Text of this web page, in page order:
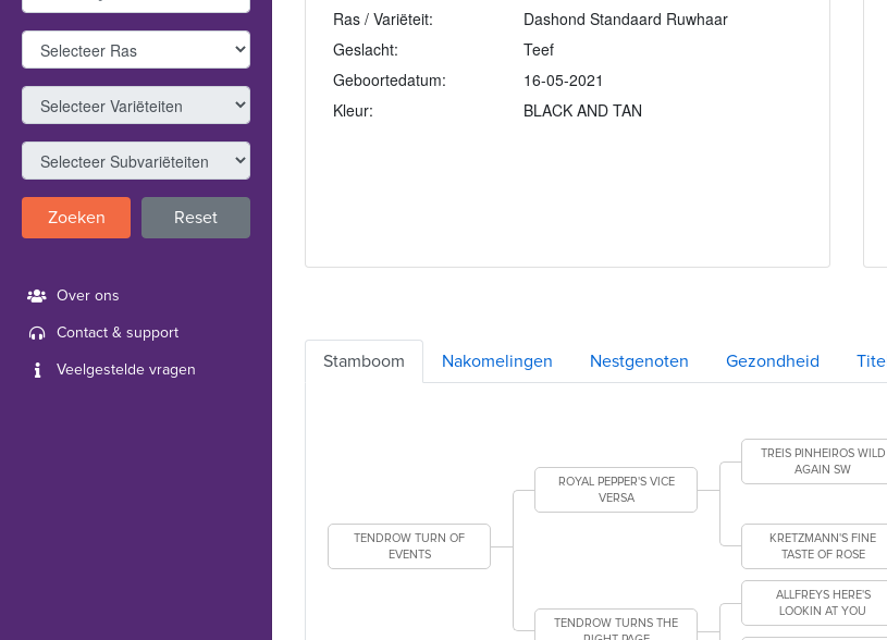
Zoeken Reset
Over ons
Contact & support
Veelgestelde vragen
Ras / Variëteit:
Dashond Standaard Ruwhaar
Geslacht:
Teef
Geboortedatum:
16-05-2021
Kleur:
BLACK AND TAN
Stamboom Nakomelingen Nestgenoten Gezondheid
TENDROW TURN OF
EVENTS
ROYAL PEPPER'S VICE
VERSA
TREIS PINHEIROS WILD
AGAIN SW
KRETZMANN'S FINE
TASTE OF ROSE
TENDROW TURNS THE
ALLFREYS HERE'S
LOOKIN AT YOU